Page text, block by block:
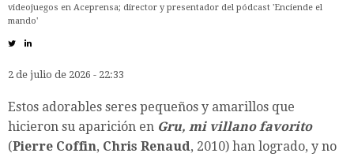
videojuegos en Aceprensa; director y presentador del pódcast 'Enciende el
mando'
2 de julio de 2026 - 22:33
Estos adorables seres pequeños y amarillos que
hicieron su aparición en Gru, mi villano favorito
(Pierre Coffin, Chris Renaud, 2010) han logrado, y no